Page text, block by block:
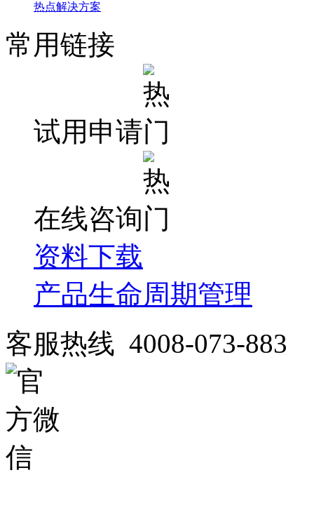
热点解决方案
常用链接
试用申请
在线咨询
资料下载
产品生命周期管理
客服热线 4008-073-883